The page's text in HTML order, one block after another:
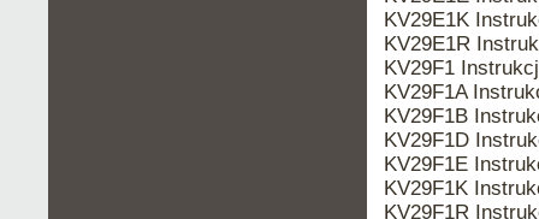
KV29E1K
KV29E1R
KV29F1
KV29F1A
KV29F1B
KV29F1D
KV29F1E
KV29F1K
KV29F1R